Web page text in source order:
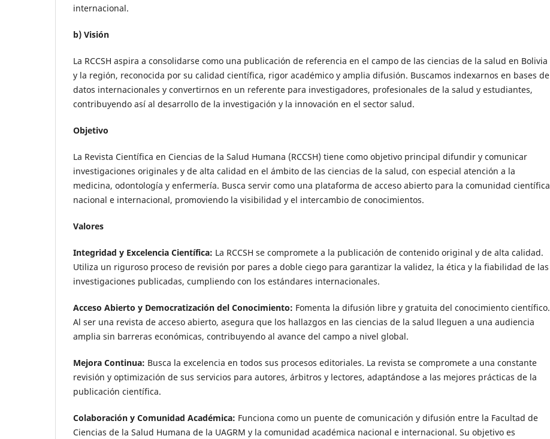
internacional.
b) Visión
La RCCSH aspira a consolidarse como una publicación de referencia en el campo de las ciencias de la salud en Bolivia
y la región, reconocida por su calidad científica, rigor académico y amplia difusión. Buscamos indexarnos en bases de
datos internacionales y convertirnos en un referente para investigadores, profesionales de la salud y estudiantes,
contribuyendo así al desarrollo de la investigación y la innovación en el sector salud.
Objetivo
La Revista Científica en Ciencias de la Salud Humana (RCCSH) tiene como objetivo principal difundir y comunicar
investigaciones originales y de alta calidad en el ámbito de las ciencias de la salud, con especial atención a la
medicina, odontología y enfermería. Busca servir como una plataforma de acceso abierto para la comunidad científica
nacional e internacional, promoviendo la visibilidad y el intercambio de conocimientos.
Valores
Integridad y Excelencia Científica: La RCCSH se compromete a la publicación de contenido original y de alta calidad.
Utiliza un riguroso proceso de revisión por pares a doble ciego para garantizar la validez, la ética y la fiabilidad de las
investigaciones publicadas, cumpliendo con los estándares internacionales.
Acceso Abierto y Democratización del Conocimiento: Fomenta la difusión libre y gratuita del conocimiento científico.
Al ser una revista de acceso abierto, asegura que los hallazgos en las ciencias de la salud lleguen a una audiencia
amplia sin barreras económicas, contribuyendo al avance del campo a nivel global.
Mejora Continua: Busca la excelencia en todos sus procesos editoriales. La revista se compromete a una constante
revisión y optimización de sus servicios para autores, árbitros y lectores, adaptándose a las mejores prácticas de la
publicación científica.
Colaboración y Comunidad Académica: Funciona como un puente de comunicación y difusión entre la Facultad de
Ciencias de la Salud Humana de la UAGRM y la comunidad académica nacional e internacional. Su objetivo es